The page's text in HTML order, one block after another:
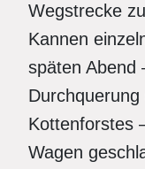
Wegstrecke
Kannen
späten Abend
Kottenforstes
Wagen